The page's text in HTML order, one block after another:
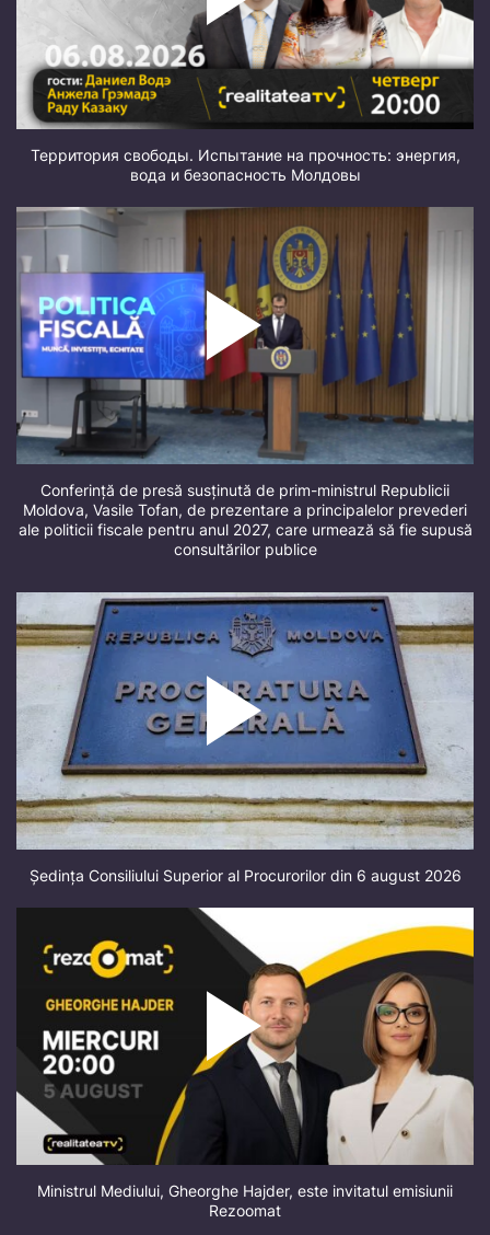
Территория свободы. Испытание на прочность: энергия,
вода и безопасность Молдовы
Conferință de presă susținută de prim-ministrul Republicii
Moldova, Vasile Tofan, de prezentare a principalelor prevederi
ale politicii fiscale pentru anul 2027, care urmează să fie supusă
consultărilor publice
Ședința Consiliului Superior al Procurorilor din 6 august 2026
Ministrul Mediului, Gheorghe Hajder, este invitatul emisiunii
Rezoomat